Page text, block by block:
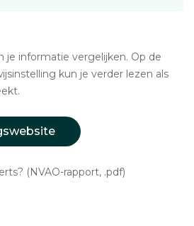
je informatie vergelijken. Op de
kun je verder lezen als
(NVAO-rapport, .pdf)